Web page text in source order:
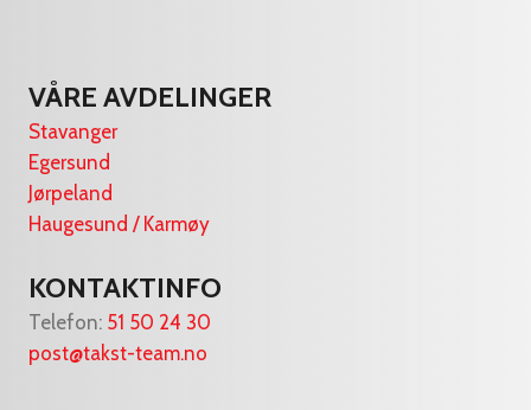
VÅRE AVDELINGER
Stavanger
Egersund
Jørpeland
Haugesund / Karmøy
KONTAKTINFO
Telefon: 51 50 24 30
post@takst-team.no